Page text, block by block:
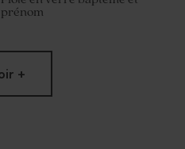
prénom
+